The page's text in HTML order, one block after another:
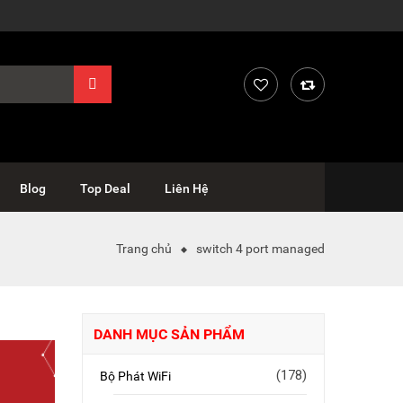
Blog Top Deal Liên Hệ
Trang chủ switch 4 port managed
DANH MỤC SẢN PHẨM
Bộ Phát WiFi (178)